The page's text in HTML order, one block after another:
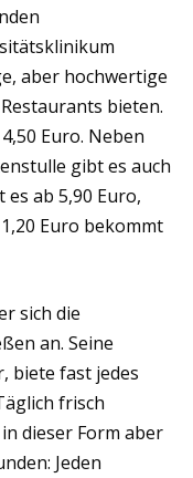
aber hochwertige
bieten.
Euro. Neben
gibt es auch
ab 5,90 Euro,
Euro bekommt
sich die
an. Seine
biete fast jedes
frisch
dieser Form aber
Jeden